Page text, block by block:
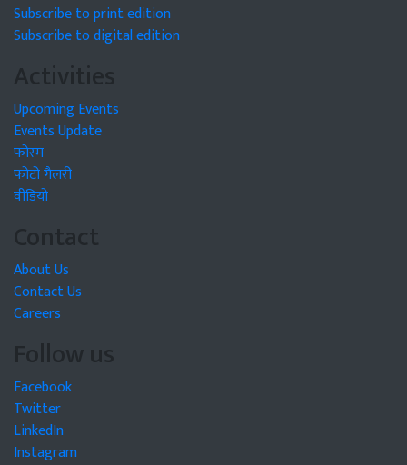
Subscribe to print edition
Subscribe to digital edition
Activities
Upcoming Events
Events Update
फोरम
फोटो गैलरी
वीडियो
Contact
About Us
Contact Us
Careers
Follow us
Facebook
Twitter
LinkedIn
Instagram